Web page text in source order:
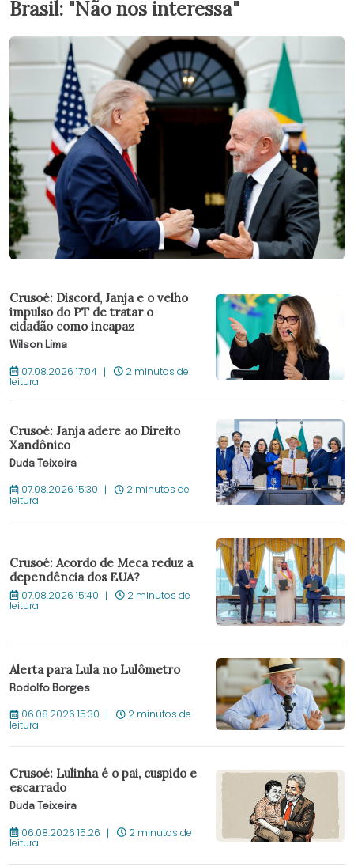
Brasil: "Não nos interessa"
Crusoé: Discord, Janja e o velho
impulso do PT de tratar o
cidadão como incapaz
Wilson Lima
07.08.2026 17:04 2 minutos de
leitura
Crusoé: Janja adere ao Direito
Xandônico
Duda Teixeira
07.08.2026 15:30 2 minutos de
leitura
Crusoé: Acordo de Meca reduz a
dependência dos EUA?
07.08.2026 15:40 2 minutos de
leitura
Alerta para Lula no Lulômetro
Rodolfo Borges
06.08.2026 15:30 2 minutos de
leitura
Crusoé: Lulinha é o pai, cuspido e
escarrado
Duda Teixeira
06.08.2026 15:26 2 minutos de
leitura